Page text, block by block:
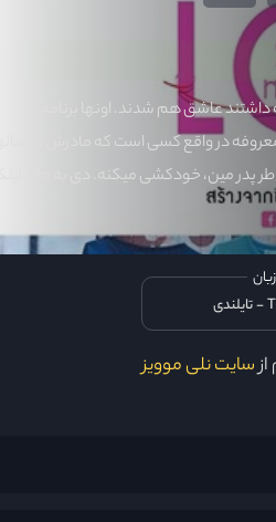
عاشق هم شدند. اونها برنامه
در واقع کسی است که مادرش رو سالها
مین، خودکشی میکنه. دی به جای اینکه
تایلندی
سایت نلی موویز